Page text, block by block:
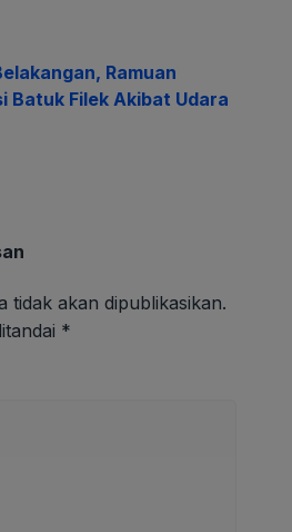
Ramuan
Batuk Filek Akibat Udara
tidak akan dipublikasikan.
*